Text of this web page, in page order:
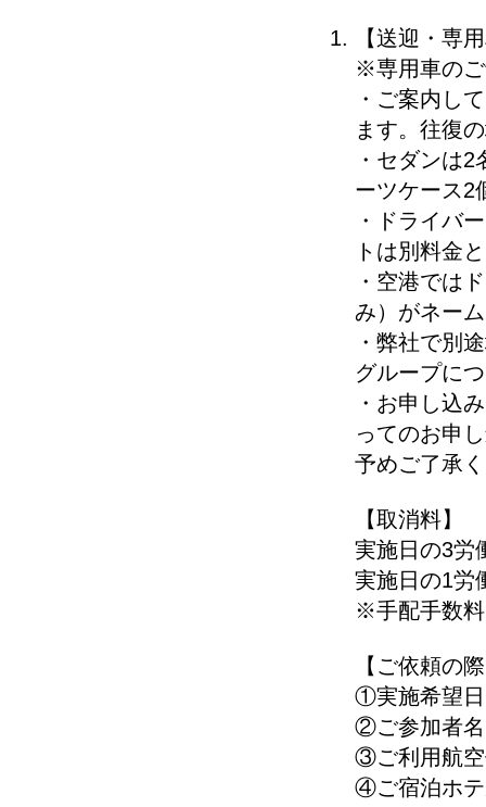
【送迎・専
※専用車の
・ご案内し
ます。往復
・セダンは
ーツケース2
・ドライバ
トは別料金
・空港では
み）がネー
・弊社で別
グループに
・お申し込
ってのお申
予めご了承
【取消料】
実施日の3
実施日の1労
※手配手数
【ご依頼の
①実施希望日
②ご参加者
③ご利用航空
④ご宿泊ホ